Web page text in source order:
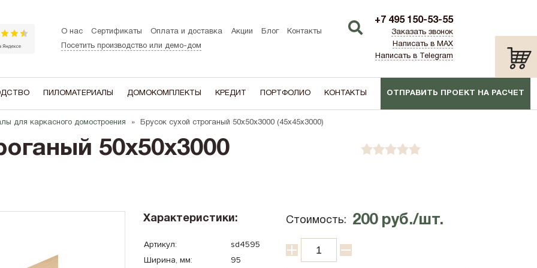
О нас Сертификаты Оплата и доставка Акции Блог
Контакты
Посетить производство или демо-дом
+7 495 150-53-55
Заказать звонок
Написать в MAX
Написать в Telegram
ЭТАЖНОСТЬ
Одноэтажные
В ДОМЕ ЕСТЬ
Мансардный этаж
Второй свет
В СТИЛЕ:
A-frame (Шалаш)
Сканди
ТИП:
ПИЛОМАТЕРИАЛЫ ДОМОКОМПЛЕКТЫ КРЕДИТ ПОРТФОЛИО КОНТАКТЫ ОТПРАВИТЬ ПРОЕКТ НА РАСЧЕТ
для каркасного домостроения Брусок сухой строганый 50х50х3000 (45x45x3000)
50х50х3000
Характеристики:
Артикул:
sd4595
Ширина, мм:
95
Стоимость: 200 руб./шт.